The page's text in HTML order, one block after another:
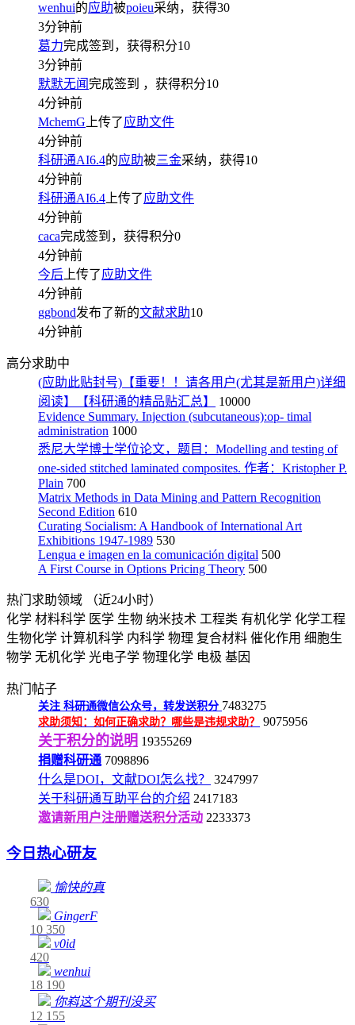
wenhui的应助被poieu采纳，获得30
3分钟前
葛力完成签到，获得积分10
3分钟前
默默无闻完成签到 ，获得积分10
4分钟前
MchemG 上传了应助文件
4分钟前
科研通AI6.4的应助被三金采纳，获得10
4分钟前
科研通AI6.4 上传了应助文件
4分钟前
caca完成签到，获得积分0
4分钟前
今后 上传了应助文件
4分钟前
ggbond发布了新的文献求助10
4分钟前
高分求助中
(应助此贴封号)【重要！！请各用户(尤其是新用户)详细
阅读】【科研通的精品贴汇总】
10000
Evidence Summary. Injection (subcutaneous):op- timal
administration 1000
悉尼大学博士学位论文，题目：Modelling and testing of
one-sided stitched laminated composites. 作者：Kristopher P.
Plain 700
Matrix Methods in Data Mining and Pattern Recognition
Second Edition 610
Curating Socialism: A Handbook of International Art
Exhibitions 1947-1989 530
Lengua e imagen en la comunicación digital 500
A First Course in Options Pricing Theory 500
热门求助领域
（近24小时）
化学 材料科学 医学 生物 纳米技术 工程类 有机化学 化学工程
生物化学 计算机科学 内科学 物理 复合材料 催化作用 细胞生
物学 无机化学 光电子学 物理化学 电极 基因
热门帖子
关注 科研通微信公众号，转发送积分 7483275
求助须知：如何正确求助？哪些是违规求助？ 9075956
关于积分的说明 19355269
捐赠科研通 7098896
什么是DOI，文献DOI怎么找？
3247997
关于科研通互助平台的介绍 2417183
邀请新用户注册赠送积分活动 2233373
今日热心研友
愉快的真
630
GingerF
10 350
v0id
420
wenhui
18 190
你嵙这个期刊没买
12 155